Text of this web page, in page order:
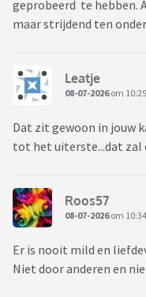
geprobeerd te hebben.
maar strijdend ten
Leatje
08-07-2026om 10:29
Dat zit gewoon in jouw
tot het uiterste...dat zal
Roos57
08-07-2026om 10:34
Er is nooit mild en
Niet door anderen en